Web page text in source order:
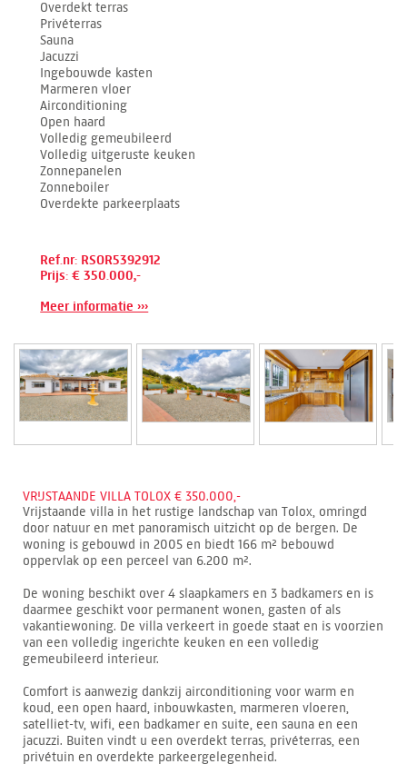
Overdekt terras
Privéterras
Sauna
Jacuzzi
Ingebouwde kasten
Marmeren vloer
Airconditioning
Open haard
Volledig gemeubileerd
Volledig uitgeruste keuken
Zonnepanelen
Zonneboiler
Overdekte parkeerplaats
Ref.nr: RSOR5392912
Prijs: € 350.000,-
Meer informatie ›››
VRIJSTAANDE VILLA TOLOX € 350.000,-
Vrijstaande villa in het rustige landschap van Tolox, omringd
door natuur en met panoramisch uitzicht op de bergen. De
woning is gebouwd in 2005 en biedt 166 m² bebouwd
oppervlak op een perceel van 6.200 m².
De woning beschikt over 4 slaapkamers en 3 badkamers en is
daarmee geschikt voor permanent wonen, gasten of als
vakantiewoning. De villa verkeert in goede staat en is voorzien
van een volledig ingerichte keuken en een volledig
gemeubileerd interieur.
Comfort is aanwezig dankzij airconditioning voor warm en
koud, een open haard, inbouwkasten, marmeren vloeren,
satelliet-tv, wifi, een badkamer en suite, een sauna en een
jacuzzi. Buiten vindt u een overdekt terras, privéterras, een
privétuin en overdekte parkeergelegenheid.